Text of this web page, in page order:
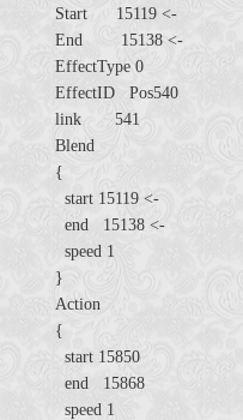
Start 15119 <-
End 15138 <-
EffectType 0
EffectID Pos540
link 541
Blend
{
start 15119 <-
end 15138 <-
speed 1
}
Action
{
start 15850
end 15868
speed 1